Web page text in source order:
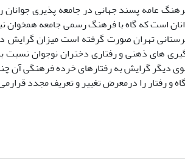
عامه پسند جهانی در جامعه پذیری جوانان
است که گاه با فرهنگ رسمی جامعه همخوان
تهران صورت گرفته است میزان گرایش
های ذهنی و رفتاری دختران نوجوان نسبت
دیگر گرایش به رفتارهای خرده فرهنگی آن
و رفتار را درمعرض تغییر و تعریف مجدد